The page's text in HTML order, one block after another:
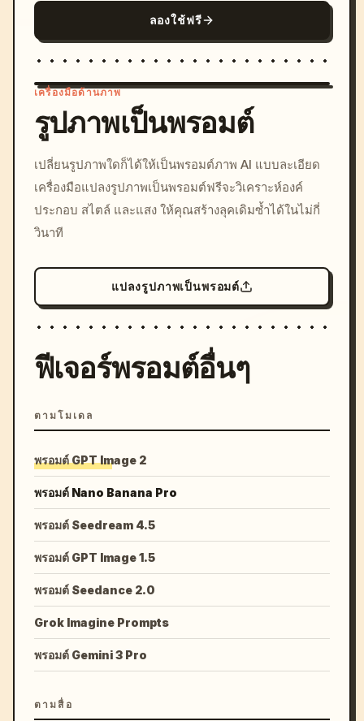
ลองใช้ฟรี
c, cyberpunk sunset, neon
colors, 8k --v 6.0
เครื่องมือด้านภาพ
รูปภาพเป็นพรอมต์
เปลี่ยนรูปภาพใดก็ได้ให้เป็นพรอมต์ภาพ AI แบบละเอียด
เครื่องมือแปลงรูปภาพเป็นพรอมต์ฟรีจะวิเคราะห์องค์
ประกอบ สไตล์ และแสง ให้คุณสร้างลุคเดิมซ้ำได้ในไม่กี่
วินาที
แปลงรูปภาพเป็นพรอมต์
ฟีเจอร์พรอมต์อื่นๆ
ตามโมเดล
พรอมต์ GPT Image 2
พรอมต์ Nano Banana Pro
พรอมต์ Seedream 4.5
พรอมต์ GPT Image 1.5
พรอมต์ Seedance 2.0
Grok Imagine Prompts
พรอมต์ Gemini 3 Pro
ตามสื่อ